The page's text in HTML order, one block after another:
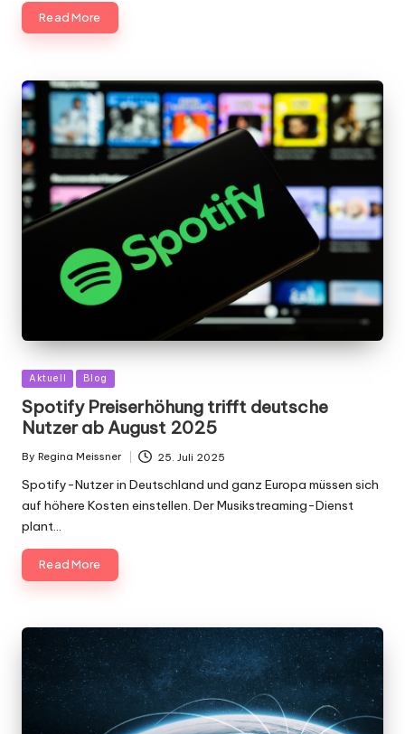
Read More
Posted
Aktuell Blog
Spotify Preiserhöhung trifft deutsche
Nutzer ab August 2025
Posted
By Regina Meissner 25. Juli 2025
Spotify-Nutzer in Deutschland und ganz Europa müssen sich
auf höhere Kosten einstellen. Der Musikstreaming-Dienst
plant…
Read More